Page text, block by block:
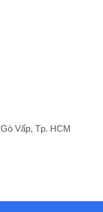
Vấp, Tp. HCM